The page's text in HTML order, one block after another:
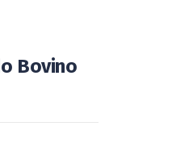
Bovino